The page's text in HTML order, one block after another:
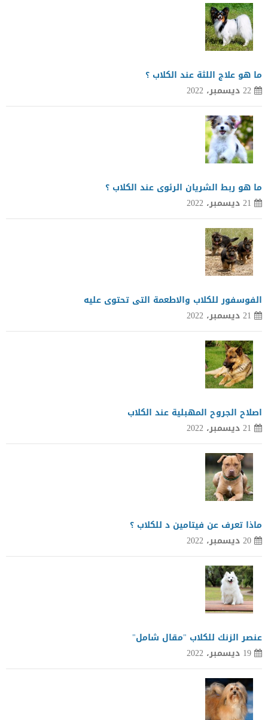
ما هو علاج اللثة عند الكلاب ؟
22 ديسمبر، 2022
ما هو ربط الشريان الرئوى عند الكلاب ؟
21 ديسمبر، 2022
الفوسفور للكلاب والاطعمة التى تحتوى عليه
21 ديسمبر، 2022
اصلاح الجروح المهبلية عند الكلاب
21 ديسمبر، 2022
ماذا تعرف عن فيتامين د للكلاب ؟
20 ديسمبر، 2022
عنصر الزنك للكلاب "مقال شامل"
19 ديسمبر، 2022